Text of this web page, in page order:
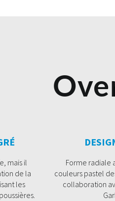
mais il
de la
les
Forme radiale
couleurs pastel
collaboration